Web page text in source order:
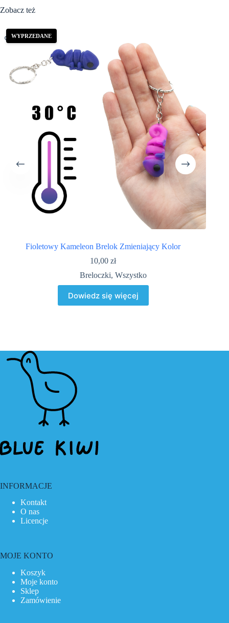
Zobacz też
WYPRZEDANE
Fioletowy Kameleon Brelok Zmieniający Kolor
10,00zł
Breloczki,Wszystko
Dowiedz się więcej
INFORMACJE
Kontakt
O nas
Licencje
MOJE KONTO
Koszyk
Moje konto
Sklep
Zamówienie